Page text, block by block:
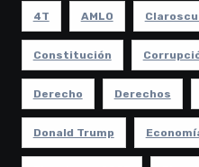
4T AMLO
Constitución
Derecho Derechos
Donald Trump